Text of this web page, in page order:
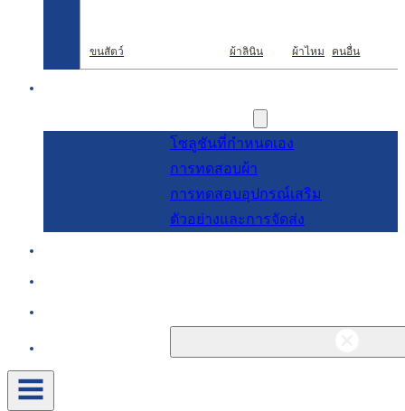
ขนสัตว์ ผ้าลินิน ผ้าไหม คนอื่น
โซลูชันที่กำหนดเอง
การทดสอบผ้า
การทดสอบอุปกรณ์เสริม
ตัวอย่างและการจัดส่ง